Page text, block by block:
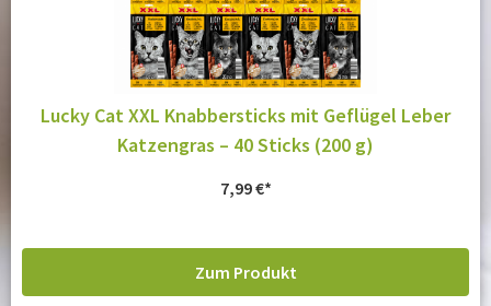
Lucky Cat XXL Knabbersticks mit Geflügel Leber
Katzengras – 40 Sticks (200 g)
7,99€
Zum Produkt